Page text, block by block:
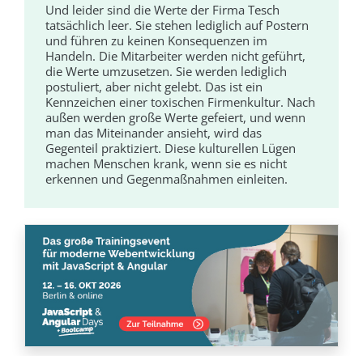
Und leider sind die Werte der Firma Tesch
tatsächlich leer. Sie stehen lediglich auf Postern
und führen zu keinen Konsequenzen im
Handeln. Die Mitarbeiter werden nicht geführt,
die Werte umzusetzen. Sie werden lediglich
postuliert, aber nicht gelebt. Das ist ein
Kennzeichen einer toxischen Firmenkultur. Nach
außen werden große Werte gefeiert, und wenn
man das Miteinander ansieht, wird das
Gegenteil praktiziert. Diese kulturellen Lügen
machen Menschen krank, wenn sie es nicht
erkennen und Gegenmaßnahmen einleiten.